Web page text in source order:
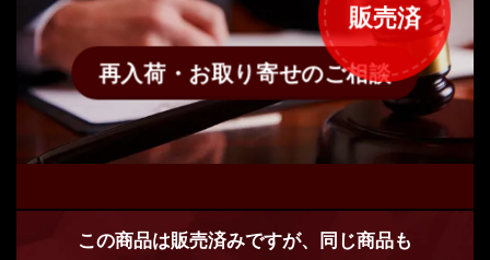
販売済
再入荷・お取り寄せのご相談
この商品は販売済みですが、同じ商品も